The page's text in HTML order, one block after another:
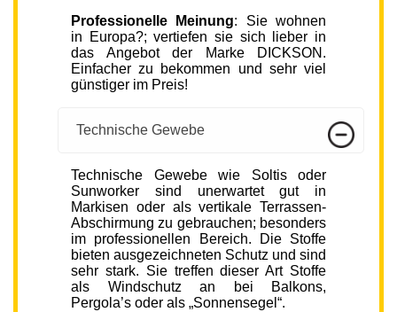
Professionelle Meinung: Sie wohnen
in Europa?; vertiefen sie sich lieber in
das Angebot der Marke DICKSON.
Einfacher zu bekommen und sehr viel
günstiger im Preis!
Technische Gewebe
Technische Gewebe wie Soltis oder
Sunworker sind unerwartet gut in
Markisen oder als vertikale Terrassen-
Abschirmung zu gebrauchen; besonders
im professionellen Bereich. Die Stoffe
bieten ausgezeichneten Schutz und sind
sehr stark. Sie treffen dieser Art Stoffe
als Windschutz an bei Balkons,
Pergola’s oder als „Sonnensegel“.